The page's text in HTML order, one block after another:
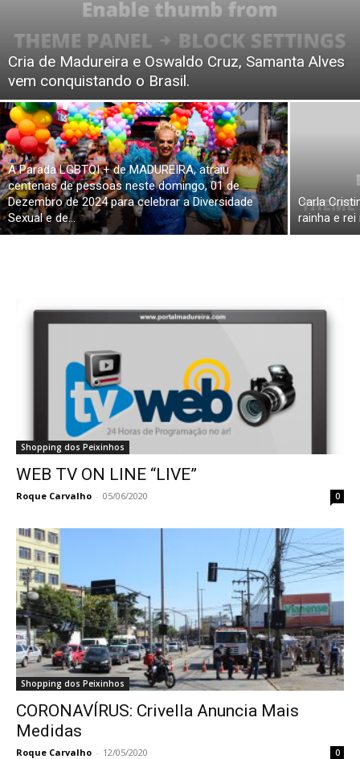
Cria de Madureira e Oswaldo Cruz, Samanta Alves
vem conquistando o Brasil.
A Parada LGBTQI + de MADUREIRA, atraiu
centenas de pessoas neste domingo, 01 de
Dezembro de 2024 para celebrar a Diversidade
Sexual e de...
Carla
rainha e rei
Shopping dos Peixinhos
WEB TV ON LINE “LIVE”
Roque Carvalho - 05/06/2020 0
Shopping dos Peixinhos
CORONAVÍRUS: Crivella Anuncia Mais
Medidas
Roque Carvalho - 12/05/2020 0